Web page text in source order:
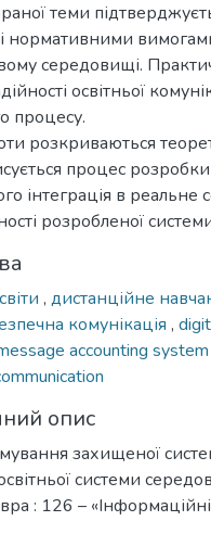
теми
нормативними
середовищі.
освітньої
процесу.
розкриваються
процес
інтеграція в
розробленої
, дистанційне
комунікація ,
accounting system
опис
захищеної
системи
: 126 –